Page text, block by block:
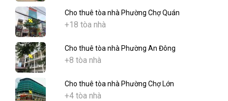
Cho thuê tòa nhà Phường Chợ Quán
+18 tòa nhà
Cho thuê tòa nhà Phường An Đông
+8 tòa nhà
Cho thuê tòa nhà Phường Chợ Lớn
+4 tòa nhà